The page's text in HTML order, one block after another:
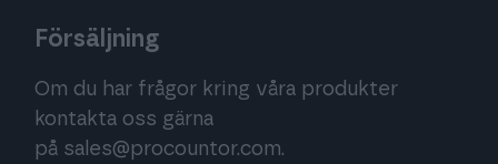
Försäljning
Om du har frågor kring våra produkter
kontakta oss gärna
på sales@procountor.com.